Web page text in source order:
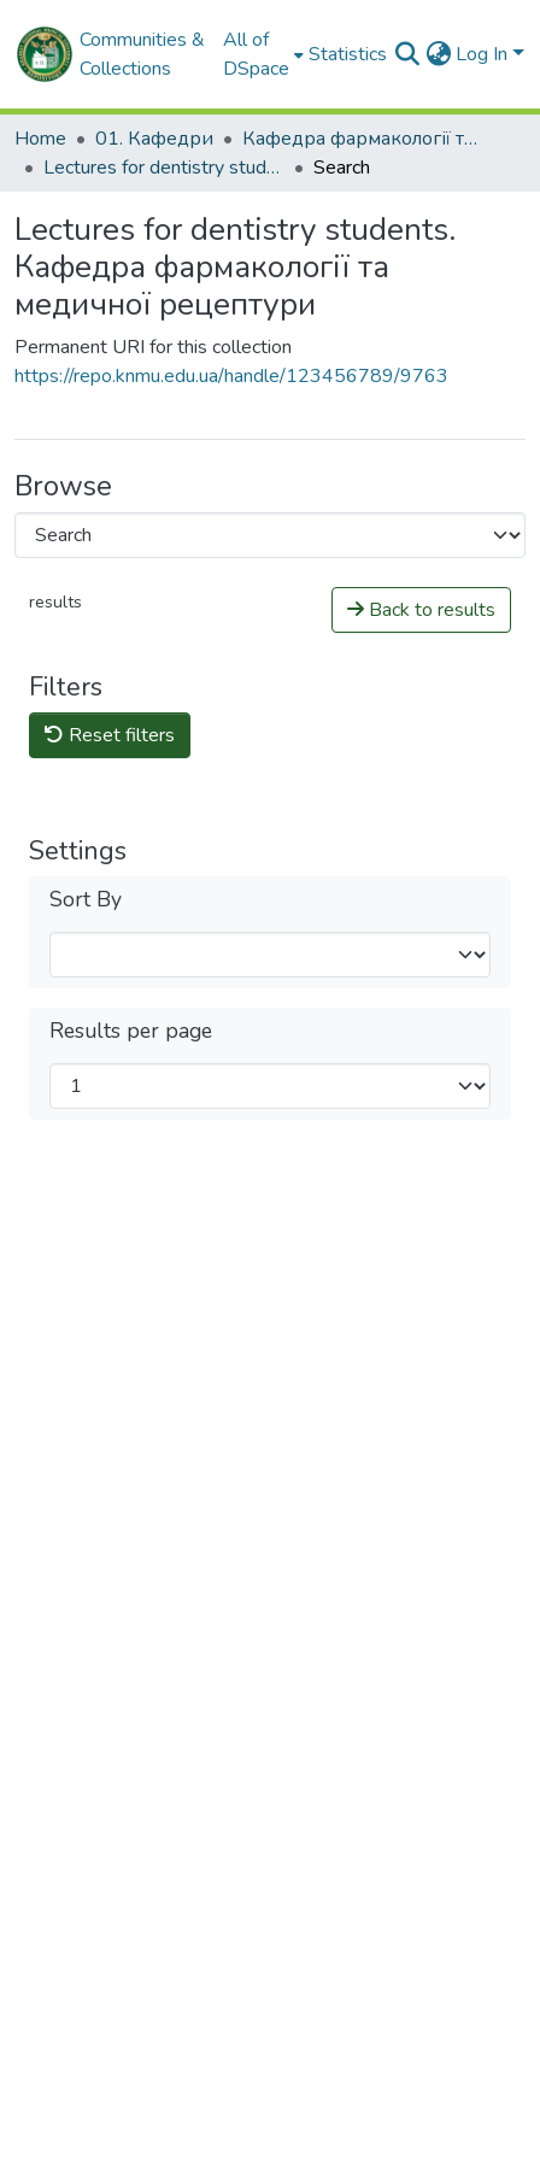
Communities &
Collections
All of
DSpace
Statistics Log In
Home 01. Кафедри
Кафедра фармакології та медичної рецептури
Lectures for dentistry students. Кафедра фармакології та медичної рецептури
Search
Lectures for dentistry students.
Кафедра фармакології та
медичної рецептури
Permanent URI for this collection
https://repo.knmu.edu.ua/handle/123456789/9763
Browse
results Back to results
Filters
Reset filters
Settings
Sort By
Results per page